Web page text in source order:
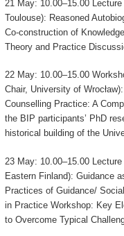
21 May: 10.00–15.00
Toulouse): Reasoned
Co-construction of
Theory and Practice
22 May: 10.00–15.00
Chair, University of
Counselling Practice: A
the BIP participants’ PhD
historical building of the
23 May: 10.00–15.00
Eastern Finland): Guidance
Practices of Guidance/
in Practice Workshop: Key
to Overcome Typical